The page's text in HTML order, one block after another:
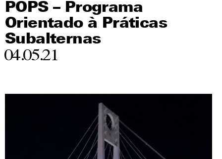
POPS – Programa
Orientado à Práticas
Subalternas
04.05.21